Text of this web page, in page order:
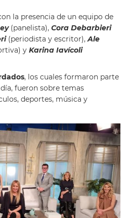
la presencia de un equipo de
(panelista), Cora Debarbieri
(periodista y escritor), Ale
y Karina Iavícoli
, los cuales formaron parte
fueron sobre temas
deportes, música y